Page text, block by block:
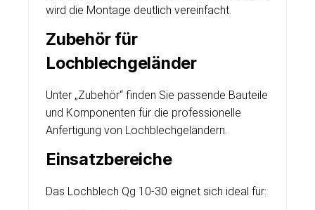
wird die Montage deutlich vereinfacht.
Zubehör für
Lochblechgeländer
Unter „Zubehör“ finden Sie passende Bauteile
und Komponenten für die professionelle
Anfertigung von Lochblechgeländern.
Einsatzbereiche
Das Lochblech Qg 10-30 eignet sich ideal für: